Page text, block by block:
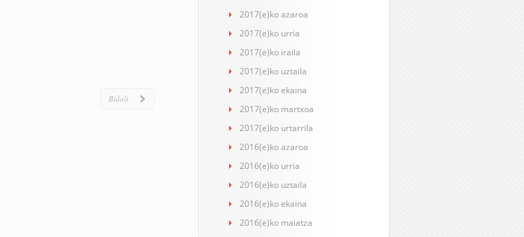
2017(e)ko azaroa
2017(e)ko urria
2017(e)ko iraila
2017(e)ko uztaila
2017(e)ko ekaina
2017(e)ko martxoa
2017(e)ko urtarrila
2016(e)ko azaroa
2016(e)ko urria
2016(e)ko uztaila
2016(e)ko ekaina
2016(e)ko maiatza